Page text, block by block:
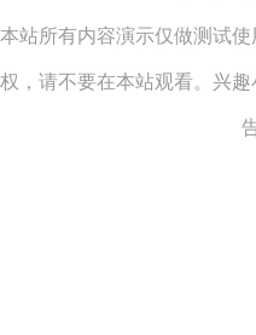
本站所有内容演示仅做测试
权，请不要在本站观看。兴